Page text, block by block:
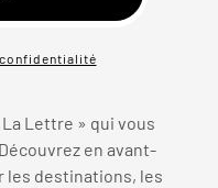
Lettre » qui vous
en avant-
les destinations, les